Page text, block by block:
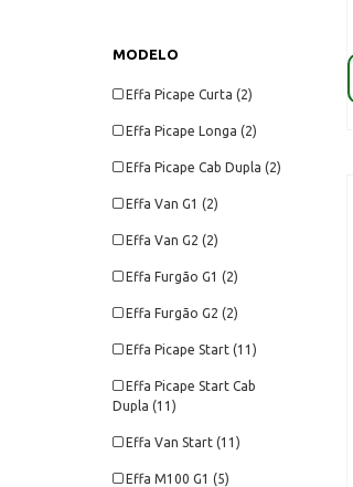
MODELO
Effa Picape Curta (2)
Effa Picape Longa (2)
Effa Picape Cab Dupla (2)
Effa Van G1 (2)
Effa Van G2 (2)
Effa Furgão G1 (2)
Effa Furgão G2 (2)
Effa Picape Start (11)
Effa Picape Start Cab
Dupla (11)
Effa Van Start (11)
Effa M100 G1 (5)